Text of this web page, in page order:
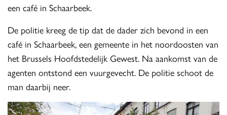
een café in Schaarbeek.
De politie kreeg de tip dat de dader zich bevond in een
café in Schaarbeek, een gemeente in het noordoosten van
het Brussels Hoofdstedelijk Gewest. Na aankomst van de
agenten ontstond een vuurgevecht. De politie schoot de
man daarbij neer.